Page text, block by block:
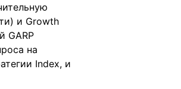
и Growth
GARP
на
Index, и